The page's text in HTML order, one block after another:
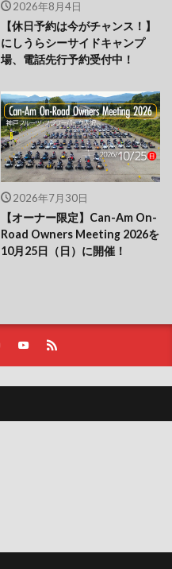
2026年8月4日
【休日予約は今がチャンス！】
にしうらシーサイドキャンプ
場、電話先行予約受付中！
2026年7月30日
【オーナー限定】Can-Am On-
Road Owners Meeting 2026を
10月25日（日）に開催！